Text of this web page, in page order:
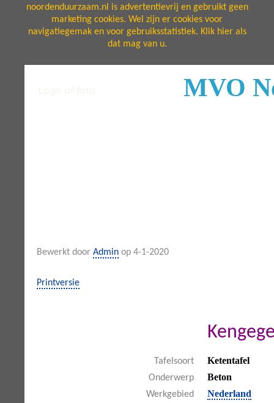
noordenduurzaam.nl is advertentievrij en gebruikt geen
marketing cookies. Wel zijn er cookies voor
navigatiegemak en voor gebruiksstatistiek. Klik hier als
dat mag van u.
MVO
Bewerkt door Admin op 4-1-2020
Printversie
Tafelsoort Ketentafel
Onderwerp Beton
Werkgebied Nederland